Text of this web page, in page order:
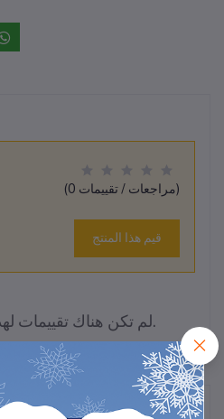
(0 مراجعات / تقييمات)
قيم هذا المنتج
لم تكن هناك تقييمات لهذا المنتج حتى الآن.